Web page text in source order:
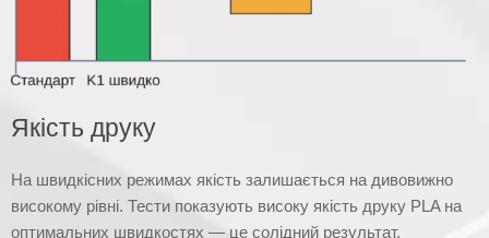
Якість друку
На швидкісних режимах якість залишається на дивовижно
високому рівні. Тести показують високу якість друку PLA на
оптимальних швидкостях — це солідний результат.